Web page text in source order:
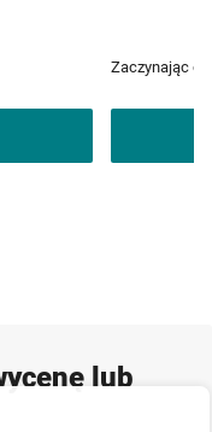
Zaczynając od
lub